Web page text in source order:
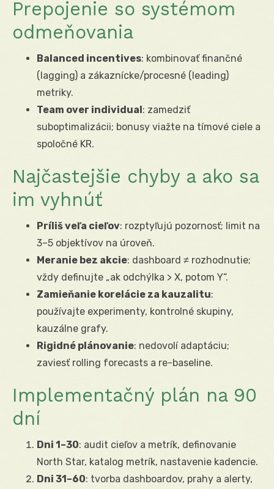
Prepojenie so systémom
odmeňovania
Balanced incentives: kombinovať finančné
(lagging) a zákaznícke/procesné (leading)
metriky.
Team over individual: zamedziť
suboptimalizácii; bonusy viažte na tímové ciele a
spoločné KR.
Najčastejšie chyby a ako sa
im vyhnúť
Príliš veľa cieľov: rozptyľujú pozornosť; limit na
3–5 objektívov na úroveň.
Meranie bez akcie: dashboard ≠ rozhodnutie;
vždy definujte „ak odchýlka > X, potom Y“.
Zamieňanie korelácie za kauzalitu:
používajte experimenty, kontrolné skupiny,
kauzálne grafy.
Rigidné plánovanie: nedovolí adaptáciu;
zaviesť rolling forecasts a re-baseline.
Implementačný plán na 90
dní
Dni 1–30: audit cieľov a metrík, definovanie
North Star, katalog metrík, nastavenie kadencie.
Dni 31–60: tvorba dashboardov, prahy a alerty,